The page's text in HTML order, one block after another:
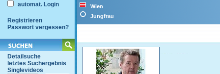
automat. Login
Registrieren
Passwort vergessen?
Detailsuche
letztes Suchergebnis
Singlevideos
Wien
Jungfrau